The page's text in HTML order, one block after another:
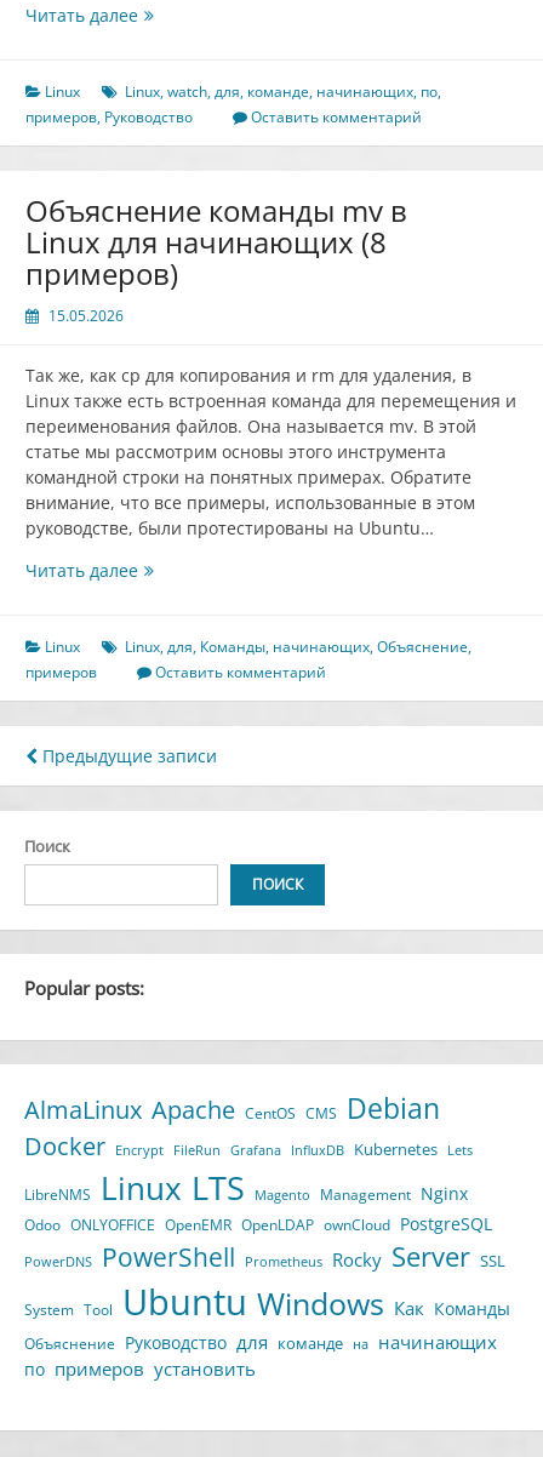
Читать далееРуководство
`watch`
в
Linux
(5
примеров)
Linux Linux,watch,для, команде, начинающих, по,
примеров, Руководство Оставить комментарий
Объяснение команды mv в
Linux для начинающих (8
примеров)
15.05.2026
Так же, как cp для копирования и rm для удаления, в
Linux также есть встроенная команда для перемещения и
переименования файлов. Она называется mv. В этой
статье мы рассмотрим основы этого инструмента
командной строки на понятных примерах. Обратите
внимание, что все примеры, использованные в этом
руководстве, были протестированы на Ubuntu…
Читать далееОбъяснение
в
Linux
для
начинающих
Linux Linux,для, Команды, начинающих,Объяснение,
примеров
Оставить комментарий
Навигация
по
записям
Предыдущие записи
Поиск
ПОИСК
Popular posts:
AlmaLinux Apache CentOS CMS Debian
Docker Encrypt FileRun Grafana InfluxDB Kubernetes Lets
LibreNMS Linux LTS Magento Management Nginx
Odoo ONLYOFFICE OpenEMR OpenLDAP ownCloud PostgreSQL
PowerDNS PowerShell Prometheus Rocky Server SSL
System Tool Ubuntu Windows Как Команды
Объяснение Руководство для команде на начинающих
по примеров установить